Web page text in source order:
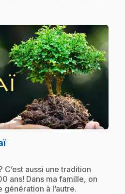
.
C’est aussi une tradition
ans! Dans ma famille, on
génération à l’autre.